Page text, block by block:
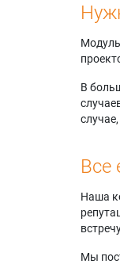
В
Все
Наша
Мы